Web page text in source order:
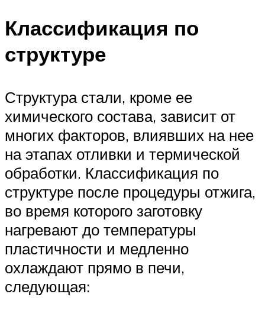
Классификация по
структуре
Структура стали, кроме ее
химического состава, зависит от
многих факторов, влиявших на нее
на этапах отливки и термической
обработки. Классификация по
структуре после процедуры отжига,
во время которого заготовку
нагревают до температуры
пластичности и медленно
охлаждают прямо в печи,
следующая: